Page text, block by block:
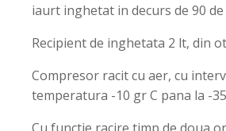
iaurt inghetat in decurs de 90
Recipient de inghetata 2 lt, din
Compresor racit cu aer, cu
temperatura -10 gr C pana la -